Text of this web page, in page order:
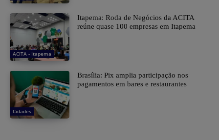
ACITA - Itapema
Itapema: Roda de Negócios da ACITA
reúne quase 100 empresas em Itapema
Cidades
Brasília: Pix amplia participação nos
pagamentos em bares e restaurantes